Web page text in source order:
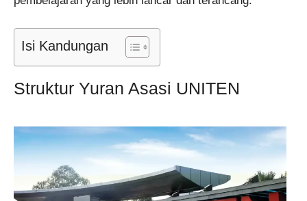
Isi Kandungan
Struktur Yuran Asasi UNITEN